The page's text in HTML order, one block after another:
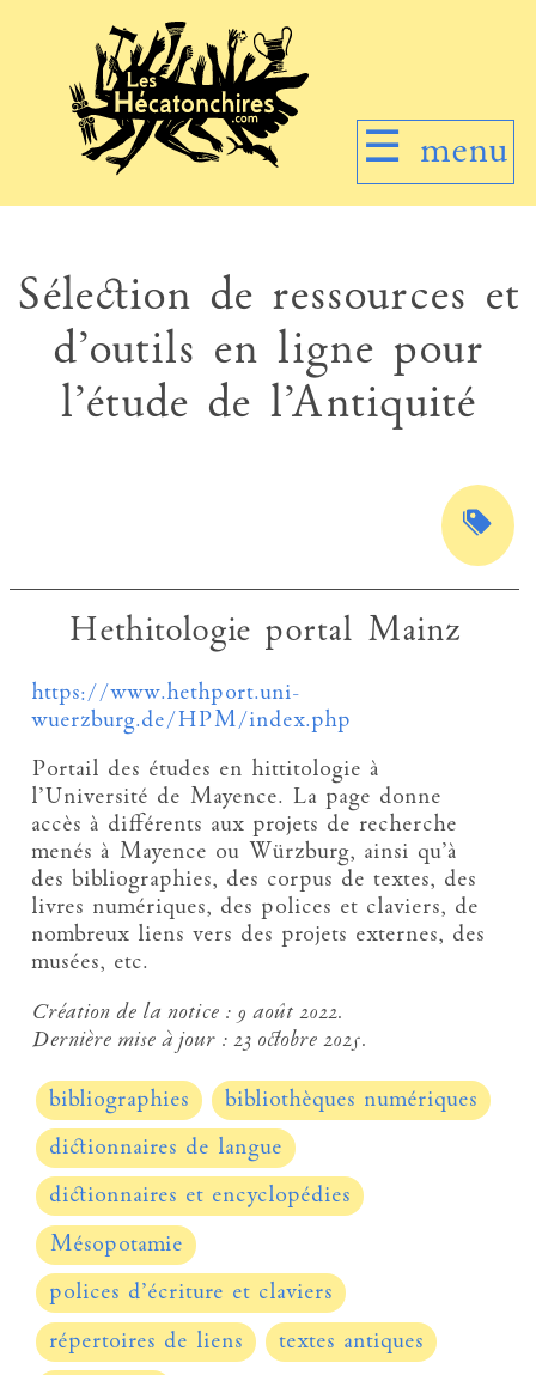
☰ menu
Sélection de ressources et
d’outils en ligne pour
l’étude de l’Antiquité
Hethitologie portal Mainz
https://www.hethport.uni-
wuerzburg.de/HPM/index.php
Portail des études en hittitologie à
l’Université de Mayence. La page donne
accès à différents aux projets de recherche
menés à Mayence ou Würzburg, ainsi qu’à
des bibliographies, des corpus de textes, des
livres numériques, des polices et claviers, de
nombreux liens vers des projets externes, des
musées, etc.
Création de la notice : 9 août 2022.
Dernière mise à jour :23 octobre 2025.
bibliographies
bibliothèques numériques
dictionnaires de langue
dictionnaires et encyclopédies
Mésopotamie
polices d’écriture et claviers
répertoires de liens
textes antiques